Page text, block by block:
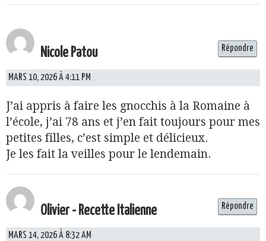
Nicole Patou
MARS 10, 2026 À 4:11 PM
J’ai appris à faire les gnocchis à la Romaine à
l’école, j’ai 78 ans et j’en fait toujours pour mes
petites filles, c’est simple et délicieux.
Je les fait la veilles pour le lendemain.
Répondre
Olivier - Recette Italienne
MARS 14, 2026 À 8:32 AM
Répondre